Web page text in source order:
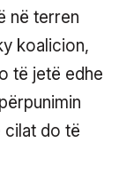
në terren
koalicion,
të jetë edhe
cilat do të